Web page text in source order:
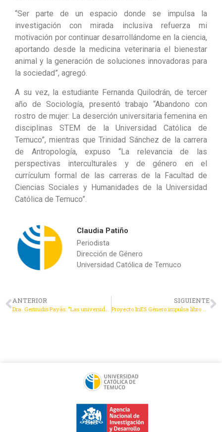
“Ser parte de un espacio donde se impulsa la
investigación con mirada inclusiva refuerza mi
motivación por continuar desarrollándome en la ciencia,
aportando desde la medicina veterinaria el bienestar
animal y la generación de soluciones innovadoras para
la sociedad”, agregó.
A su vez, la estudiante Fernanda Quilodrán, de tercer
año de Sociología, presentó trabajo “Abandono con
rostro de mujer: La deserción universitaria femenina en
disciplinas STEM de la Universidad Católica de
Temuco”, mientras que Trinidad Sánchez de la carrera
de Antropología, expuso “La relevancia de las
perspectivas interculturales y de género en el
currículum formal de las carreras de la Facultad de
Ciencias Sociales y Humanidades de la Universidad
Católica de Temuco”.
Claudia Patiño
Periodista
Dirección de Género
Universidad Católica de Temuco
ANTERIOR SIGUIENTE